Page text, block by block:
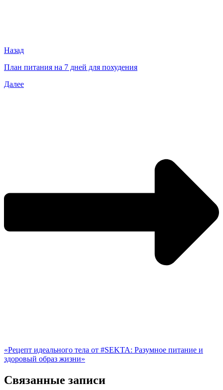
Назад
План питания на 7 дней для похудения
Далее
«Рецепт идеального тела от #SEKTA: Разумное питание и
здоровый образ жизни»
Связанные записи